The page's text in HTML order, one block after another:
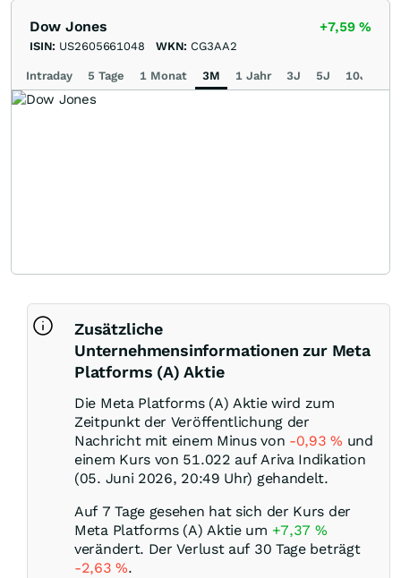
Dow Jones +7,59%
ISIN: US2605661048 WKN: CG3AA2
Intraday 5 Tage 1 Monat 3M 1 Jahr 3J 5J 10J
Zusätzliche
Unternehmensinformationen zur Meta
Platforms (A) Aktie
Die Meta Platforms (A) Aktie wird zum
Zeitpunkt der Veröffentlichung der
Nachricht mit einem Minus von -0,93% und
einem Kurs von 51.022 auf Ariva Indikation
(05. Juni 2026, 20:49 Uhr) gehandelt.
Auf 7 Tage gesehen hat sich der Kurs der
Meta Platforms (A) Aktie um +7,37 %
verändert. Der Verlust auf 30 Tage beträgt
-2,63%.